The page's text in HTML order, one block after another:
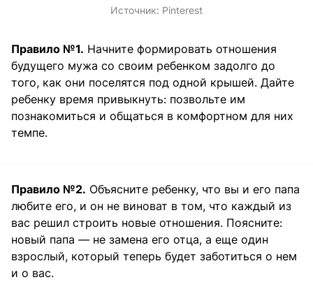
Источник: Pinterest
Правило №1. Начните формировать отношения
будущего мужа со своим ребенком задолго до
того, как они поселятся под одной крышей. Дайте
ребенку время привыкнуть: позвольте им
познакомиться и общаться в комфортном для них
темпе.
Правило №2. Объясните ребенку, что вы и его папа
любите его, и он не виноват в том, что каждый из
вас решил строить новые отношения. Поясните:
новый папа — не замена его отца, а еще один
взрослый, который теперь будет заботиться о нем
и о вас.